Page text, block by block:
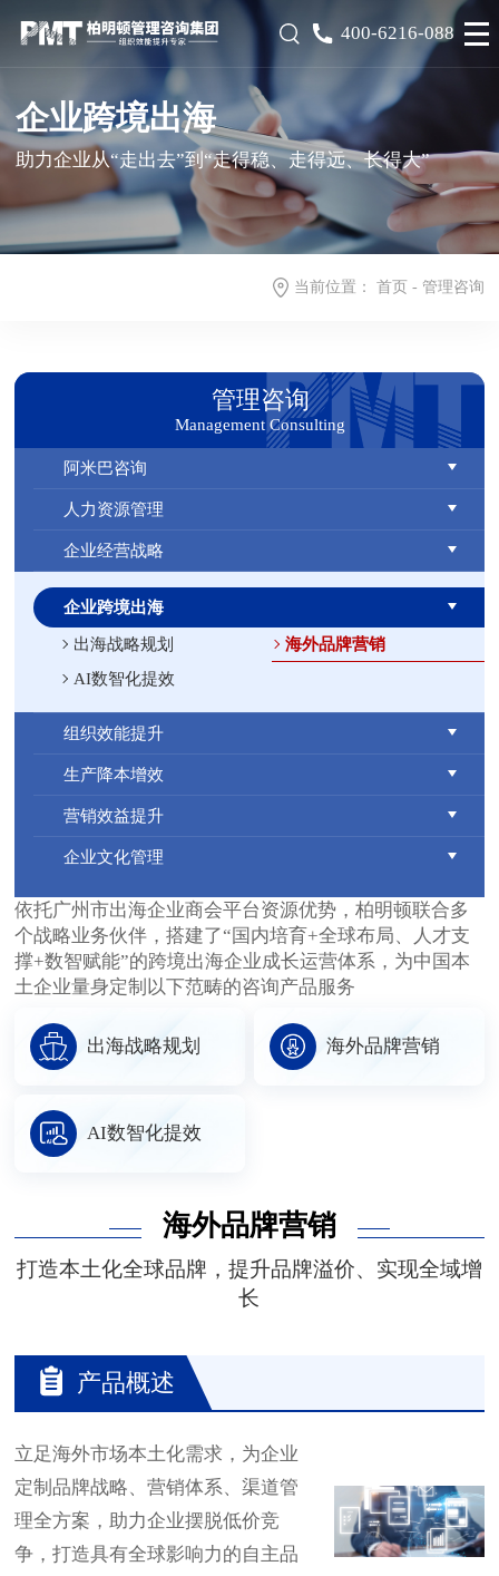
400-6216-088
企业跨境出海
助力企业从“走出去”到“走得稳、走得远、长得大”
当前位置： 首页- 管理咨询
管理咨询
Management Consulting
阿米巴咨询
人力资源管理
企业经营战略
企业跨境出海
出海战略规划
海外品牌营销
AI数智化提效
组织效能提升
生产降本增效
营销效益提升
企业文化管理
依托广州市出海企业商会平台资源优势，柏明顿联合多
个战略业务伙伴，搭建了“国内培育+全球布局、人才支
撑+数智赋能”的跨境出海企业成长运营体系，为中国本
土企业量身定制以下范畴的咨询产品服务
出海战略规划 海外品牌营销
AI数智化提效
海外品牌营销
打造本土化全球品牌，提升品牌溢价、实现全域增
长
产品概述
立足海外市场本土化需求，为企业
定制品牌战略、营销体系、渠道管
理全方案，助力企业摆脱低价竞
争，打造具有全球影响力的自主品